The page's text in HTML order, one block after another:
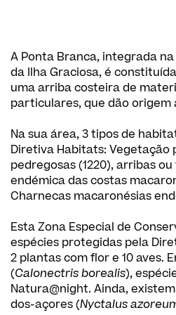
A Ponta Branca, integrada
da Ilha Graciosa, é
uma arriba costeira de
particulares, que dão origem
Na sua área, 3 tipos de
Diretiva Habitats: Vegetação
pedregosas (1220), arribas
endémica das costas
Charnecas macaronésias
Esta Zona Especial de
espécies protegidas pela
2 plantas com flor e 10 aves.
(Calonectris borealis),
Natura@night. Ainda,
dos-açores (Nyctalus